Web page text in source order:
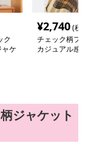
ク
ケ
¥2,740(税
チェック柄フ
カジュアル感
ジャケット